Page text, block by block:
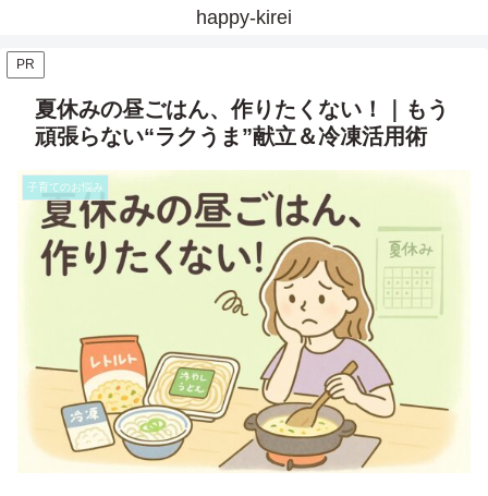
happy-kirei
PR
夏休みの昼ごはん、作りたくない！｜もう
頑張らない“ラクうま”献立＆冷凍活用術
子育てのお悩み